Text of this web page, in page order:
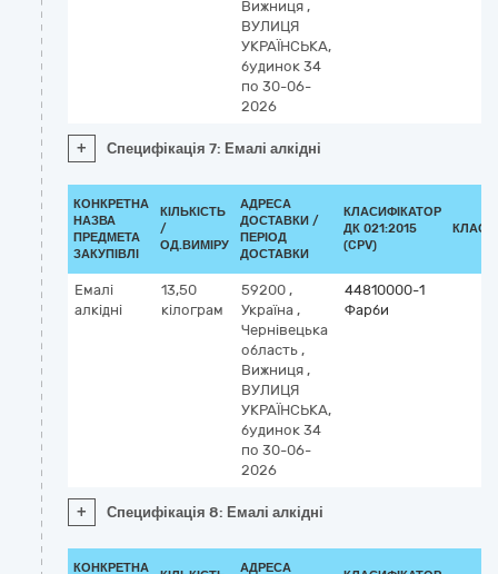
Вижниця ,
ВУЛИЦЯ
УКРАЇНСЬКА,
будинок 34
по 30-06-
2026
+ Специфікація 7: Емалі алкідні
КОНКРЕТНА
НАЗВА
ПРЕДМЕТА
ЗАКУПІВЛІ
КІЛЬКІСТЬ
/
ОД.ВИМІРУ
АДРЕСА
ДОСТАВКИ /
ПЕРІОД
ДОСТАВКИ
КЛАСИФІКАТОР
ДК 021:2015
(CPV)
Емалі
алкідні
13,50
кілограм
59200 ,
Україна ,
Чернівецька
область ,
Вижниця ,
ВУЛИЦЯ
УКРАЇНСЬКА,
будинок 34
по 30-06-
2026
44810000-1
Фарби
+ Специфікація 8: Емалі алкідні
КОНКРЕТНА
АДРЕСА